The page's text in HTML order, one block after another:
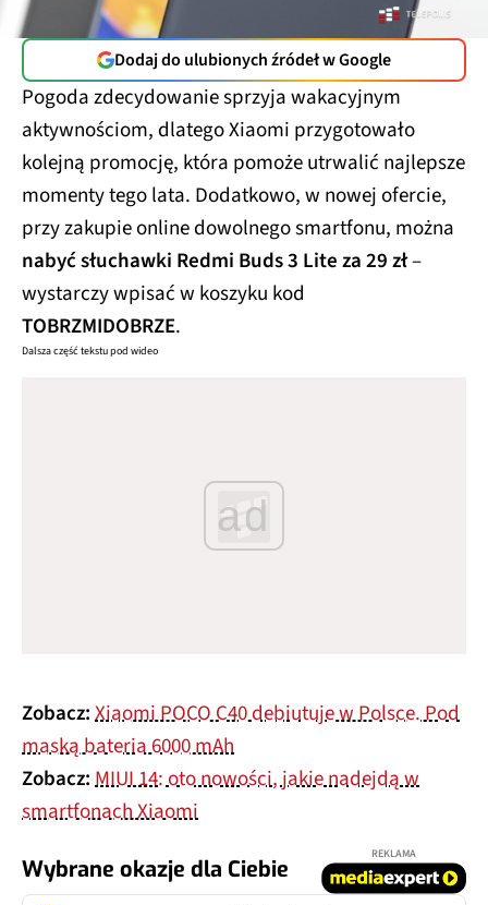
Dodaj do ulubionych źródeł w Google
Pogoda zdecydowanie sprzyja wakacyjnym
aktywnościom, dlatego Xiaomi przygotowało
kolejną promocję, która pomoże utrwalić najlepsze
momenty tego lata. Dodatkowo, w nowej ofercie,
przy zakupie online dowolnego smartfonu, można
nabyć słuchawki Redmi Buds 3 Lite za 29 zł–
wystarczy wpisać w koszyku kod
TOBRZMIDOBRZE.
Dalsza część tekstu pod wideo
ad
Zobacz:Xiaomi POCO C40 debiutuje w Polsce. Pod
maską bateria 6000 mAh
Zobacz:MIUI 14: oto nowości, jakie nadejdą w
smartfonach Xiaomi
Wybrane okazje dla Ciebie
REKLAMA